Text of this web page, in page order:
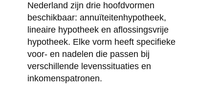
Nederland zijn drie hoofdvormen
beschikbaar: annuïteitenhypotheek,
lineaire hypotheek en aflossingsvrije
hypotheek. Elke vorm heeft specifieke
voor- en nadelen die passen bij
verschillende levenssituaties en
inkomenspatronen.